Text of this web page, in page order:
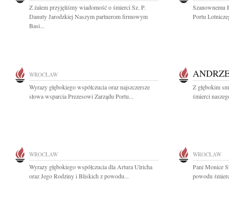
Z żalem przyjęliśmy wiadomość o śmierci Sz. P.
Danuty Jarodzkiej Naszym partnerom firmowym
Basi...
Szanownemu
Portu
WROCŁAW
Wyrazy głębokiego współczucia oraz najszczersze
słowa wsparcia Prezesowi Zarządu Portu...
Z głębokim
śmierci
WROCŁAW
Wyrazy głębokiego współczucia dla Artura Ulricha
oraz Jego Rodziny i Bliskich z powodu...
WROCŁAW
Pani Monice
powodu